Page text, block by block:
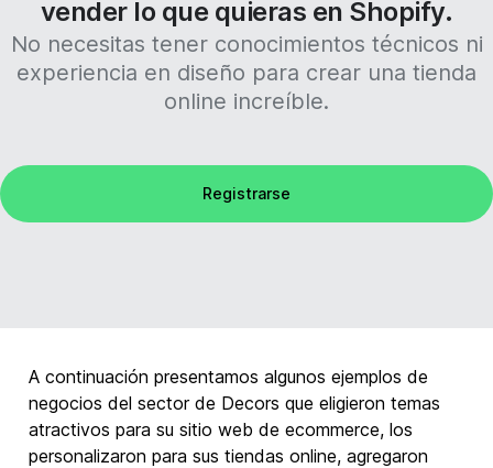
vender lo que quieras en Shopify.
No necesitas tener conocimientos técnicos ni
experiencia en diseño para crear una tienda
online increíble.
Registrarse
A continuación presentamos algunos ejemplos de
negocios del sector de Decors que eligieron temas
atractivos para su sitio web de ecommerce, los
personalizaron para sus tiendas online, agregaron